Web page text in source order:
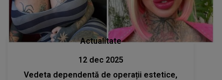
Actualitate
12 dec 2025
Vedeta dependentă de operații estetice,